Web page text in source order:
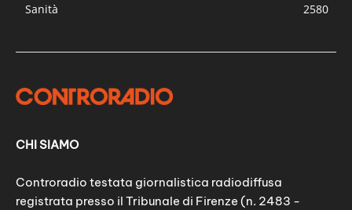
Sanità
2580
CHI SIAMO
Controradio testata giornalistica radiodiffusa
registrata presso il Tribunale di Firenze (n. 2483 -